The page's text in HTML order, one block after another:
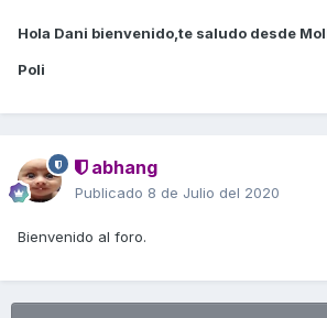
Hola Dani bienvenido,te saludo desde
Poli
abhang
Publicado 8 de Julio del 2020
Bienvenido al foro.